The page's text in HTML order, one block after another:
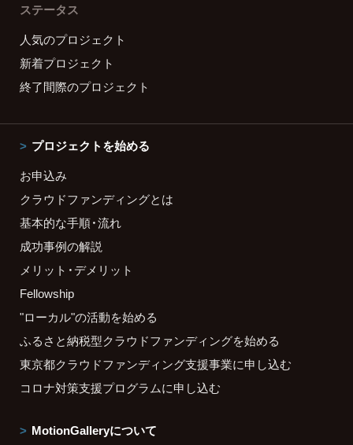
ステータス
人気のプロジェクト
新着プロジェクト
終了間際のプロジェクト
プロジェクトを始める
お申込み
クラウドファンディングとは
基本的な手順・流れ
成功事例の解説
メリット・デメリット
Fellowship
"ローカル"の活動を始める
ふるさと納税型クラウドファンディングを始める
東京都クラウドファンディング支援事業に申し込む
コロナ対策支援プログラムに申し込む
MotionGalleryについて